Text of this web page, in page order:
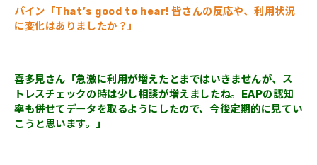
パイン「That’s good to hear! 皆さんの反応や、利用状況
に変化はありましたか？」
喜多見さん「急激に利用が増えたとまではいきませんが、ス
トレスチェックの時は少し相談が増えましたね。EAPの認知
率も併せてデータを取るようにしたので、今後定期的に見てい
こうと思います。」